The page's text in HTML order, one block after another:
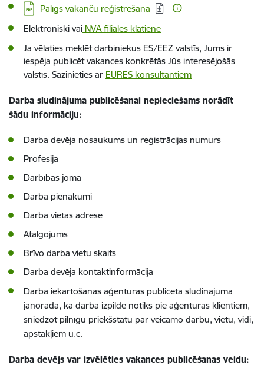
Lejupielādēt:
Palīgs vakanču reģistrēšanā
Elektroniski vai NVA filiālēs klātienē
Ja vēlaties meklēt darbiniekus ES/EEZ valstīs, Jums ir
iespēja publicēt vakances konkrētās Jūs interesējošās
valstīs. Sazinieties ar EURES konsultantiem
Darba sludinājuma publicēšanai nepieciešams norādīt
šādu informāciju:
Darba devēja nosaukums un reģistrācijas numurs
Profesija
Darbības joma
Darba pienākumi
Darba vietas adrese
Atalgojums
Brīvo darba vietu skaits
Darba devēja kontaktinformācija
Darbā iekārtošanas aģentūras publicētā sludinājumā
jānorāda, ka darba izpilde notiks pie aģentūras klientiem,
sniedzot pilnīgu priekšstatu par veicamo darbu, vietu, vidi,
apstākļiem u.c.
Darba devējs var izvēlēties vakances publicēšanas veidu: